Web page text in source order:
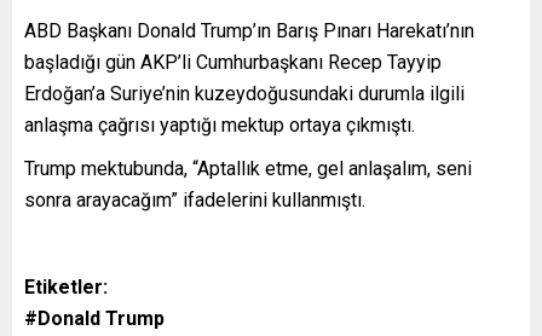
ABD Başkanı Donald Trump’ın Barış Pınarı Harekatı’nın
başladığı gün AKP’li Cumhurbaşkanı Recep Tayyip
Erdoğan’a Suriye’nin kuzeydoğusundaki durumla ilgili
anlaşma çağrısı yaptığı mektup ortaya çıkmıştı.
Trump mektubunda, “Aptallık etme, gel anlaşalım, seni
sonra arayacağım” ifadelerini kullanmıştı.
Etiketler:
#Donald Trump